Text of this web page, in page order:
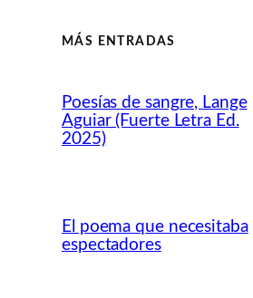
MÁS ENTRADAS
Poesías de sangre, Lange
Aguiar (Fuerte Letra Ed.
2025)
El poema que necesitaba
espectadores